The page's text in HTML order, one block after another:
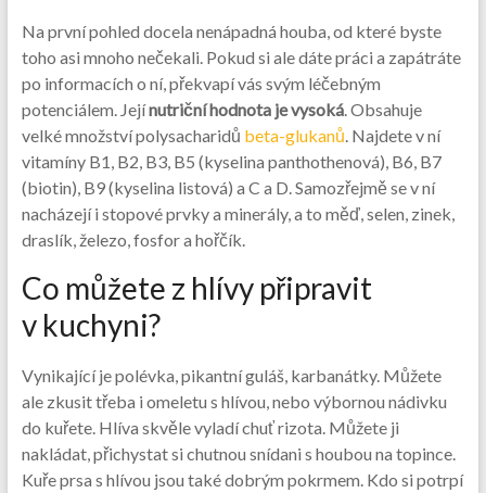
Na první pohled docela nenápadná houba, od které byste
toho asi mnoho nečekali. Pokud si ale dáte práci a zapátráte
po informacích o ní, překvapí vás svým léčebným
potenciálem. Jejínutriční hodnota je vysoká. Obsahuje
velké množství polysacharidů beta-glukanů. Najdete v ní
vitamíny B1, B2, B3, B5 (kyselina panthothenová), B6, B7
(biotin), B9 (kyselina listová) a C a D. Samozřejmě se v ní
nacházejí i stopové prvky a minerály, a to měď, selen, zinek,
draslík, železo, fosfor a hořčík.
Co můžete z hlívy připravit
v kuchyni?
Vynikající je polévka, pikantní guláš, karbanátky. Můžete
ale zkusit třeba i omeletu s hlívou, nebo výbornou nádivku
do kuřete. Hlíva skvěle vyladí chuť rizota. Můžete ji
nakládat, přichystat si chutnou snídani s houbou na topince.
Kuře prsa s hlívou jsou také dobrým pokrmem. Kdo si potrpí